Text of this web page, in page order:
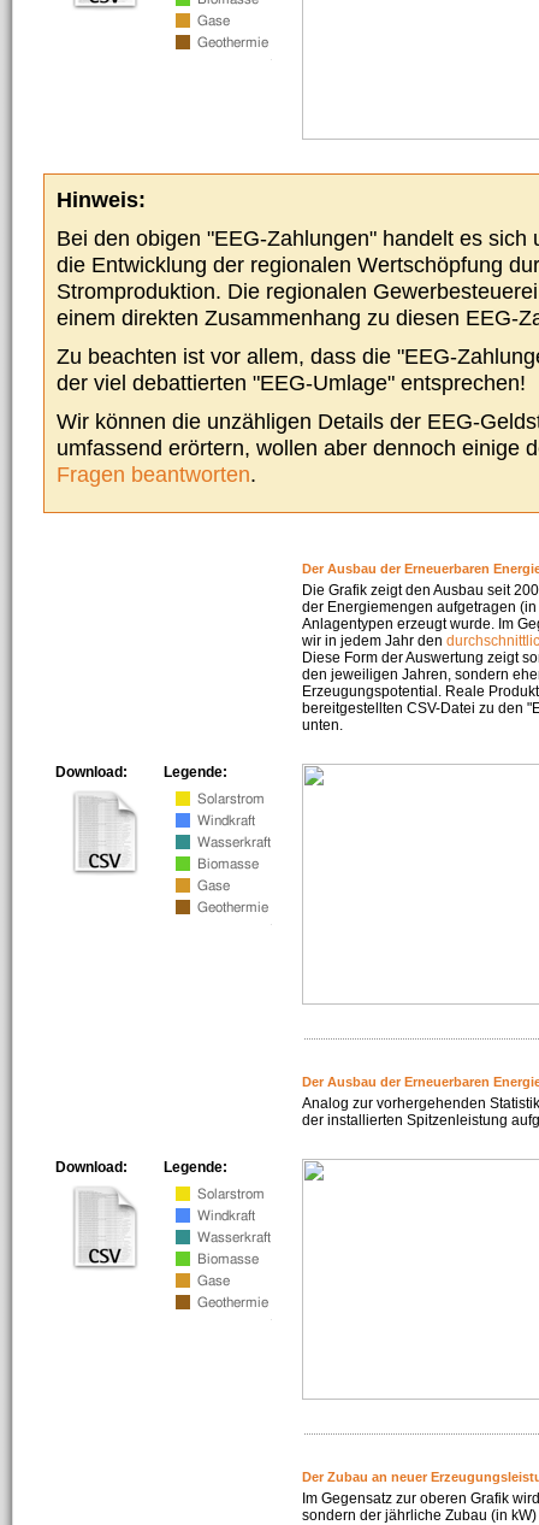
Hinweis:
Bei den obigen "EEG-Zahlungen" handelt es sich
die Entwicklung der regionalen Wertschöpfung
Stromproduktion. Die regionalen
einem direkten Zusammenhang zu diesen EEG-
Zu beachten ist vor allem, dass die "EEG-
der viel debattierten "EEG-Umlage" entsprechen!
Wir können die unzähligen Details der EEG-
umfassend erörtern, wollen aber dennoch einige
Fragen beantworten.
Der Ausbau der Erneuerbaren
Die Grafik zeigt den Ausbau seit
der Energiemengen aufgetragen
Anlagentypen erzeugt wurde. Im
wir in jedem Jahr den
Diese Form der Auswertung zeigt
den jeweiligen Jahren, sondern
Erzeugungspotential. Reale
bereitgestellten CSV-Datei zu den
unten.
Legende:
Download:
Der Ausbau der Erneuerbaren
Analog zur vorhergehenden
der installierten Spitzenleistung
Legende:
Download:
Der Zubau an neuer
Im Gegensatz zur oberen Grafik
sondern der jährliche Zubau (in